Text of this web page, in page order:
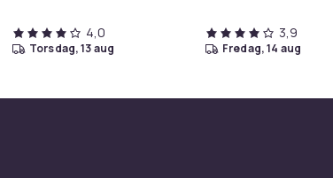
4,0
torsdag, 13 aug
3,9
fredag, 14 aug